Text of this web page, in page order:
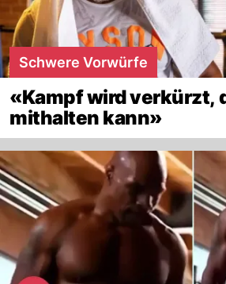
Schwere Vorwürfe
«Kampf wird verkürzt,
mithalten kann»